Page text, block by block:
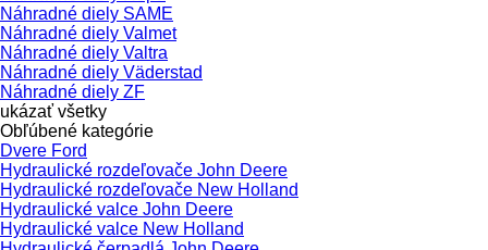
Náhradné diely SAME
Náhradné diely Valmet
Náhradné diely Valtra
Náhradné diely Väderstad
Náhradné diely ZF
ukázať všetky
Obľúbené kategórie
Dvere Ford
Hydraulické rozdeľovače John Deere
Hydraulické rozdeľovače New Holland
Hydraulické valce John Deere
Hydraulické valce New Holland